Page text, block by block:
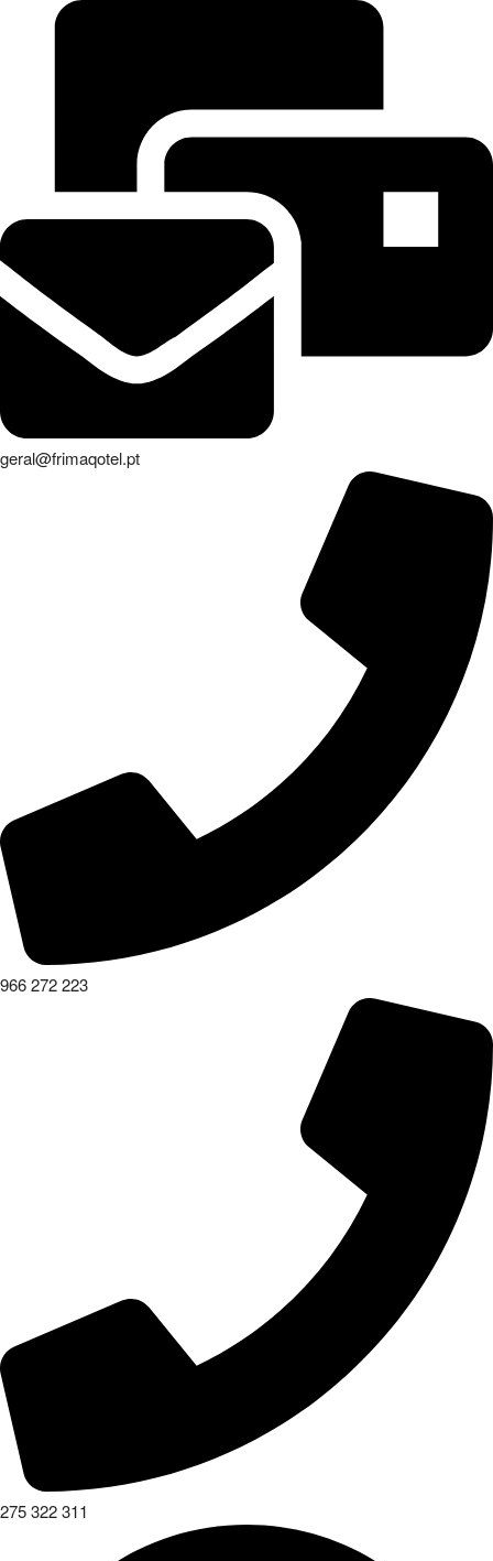
geral@frimaqotel.pt
966 272 223
275 322 311